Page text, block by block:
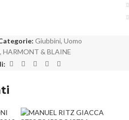
Giubbini, Uomo
, HARMONT & BLAINE